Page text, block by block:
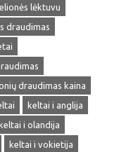
lėktuvu
draudimas
draudimas kaina
keltai i anglija
keltai i olandija
keltai i vokietija